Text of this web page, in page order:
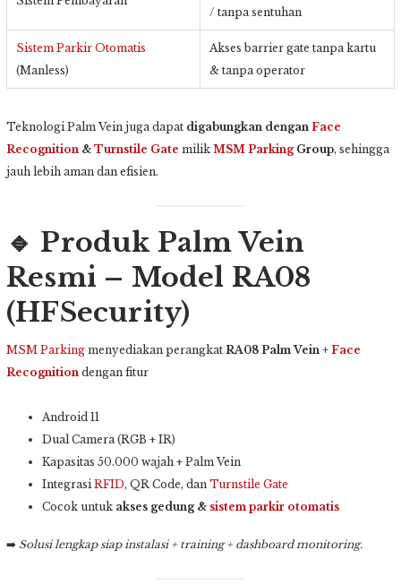
/ tanpa sentuhan
Sistem Parkir Otomatis
(Manless)
Akses barrier gate tanpa kartu
& tanpa operator
Teknologi Palm Vein juga dapat digabungkan dengan Face
Recognition & Turnstile Gate milik MSM ParkingGroup, sehingga
jauh lebih aman dan efisien.
🔹 Produk Palm Vein
Resmi – Model RA08
(HFSecurity)
MSM Parking menyediakan perangkat RA08 Palm Vein + Face
Recognition dengan fitur
Android 11
Dual Camera (RGB + IR)
Kapasitas 50.000 wajah + Palm Vein
IntegrasiRFID, QR Code, dan Turnstile Gate
Cocok untuk akses gedung & sistem parkir otomatis
➡️ Solusi lengkap siap instalasi + training + dashboard monitoring.